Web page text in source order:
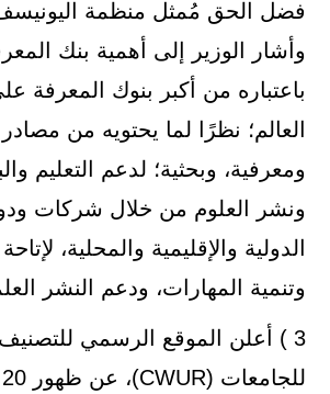
فضل الحق مُمثل منظمة اليونيسف
باعتباره من أكبر بنوك المعرفة
العالم؛ نظرًا لما يحتويه من مصادر
ومعرفية، وبحثية؛ لدعم التعليم
ونشر العلوم من خلال شركات
الدولية والإقليمية والمحلية،
وتنمية المهارات، ودعم النشر
3 ) أعلن الموقع الرسمي